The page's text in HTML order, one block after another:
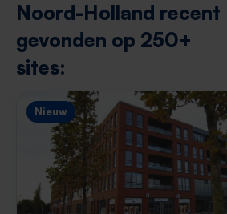
Noord-Holland recent
gevonden op 250+
sites:
Nieuw